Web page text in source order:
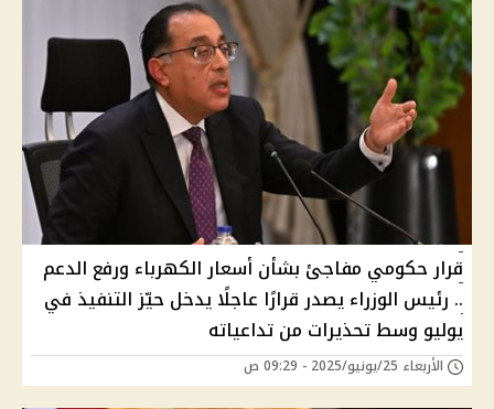
قرار حكومي مفاجئ بشأن أسعار الكهرباء ورفع الدعم
.. رئيس الوزراء يصدر قرارًا عاجلًا يدخل حيّز التنفيذ في
يوليو وسط تحذيرات من تداعياته
الأربعاء 25/يونيو/2025 - 09:29 ص